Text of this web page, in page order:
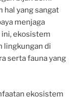
hal yang sangat
menjaga
ekosistem
lingkungan di
serta fauna yang
ekosistem